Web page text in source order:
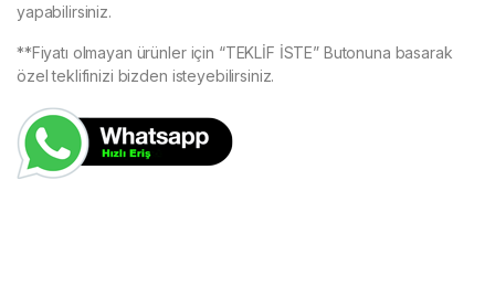
yapabilirsiniz.
**Fiyatı olmayan ürünler için “TEKLİF İSTE” Butonuna basarak
özel teklifinizi bizden isteyebilirsiniz.